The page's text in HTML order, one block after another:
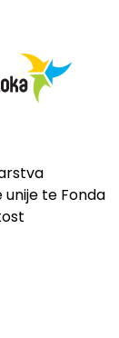
te Fonda